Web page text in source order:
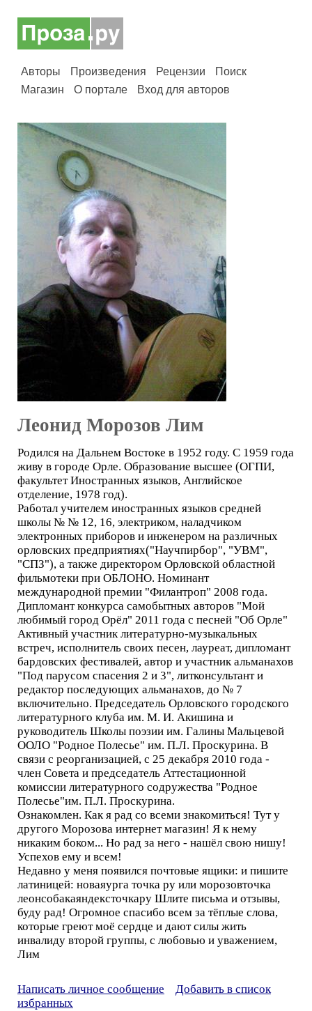
Авторы Произведения Рецензии
Поиск
Магазин
О портале Вход для авторов
Леонид Морозов Лим
Родился на Дальнем Востоке в 1952 году. С 1959 года
живу в городе Орле. Образование высшее (ОГПИ,
факультет Иностранных языков, Английское
отделение, 1978 год).
Работал учителем иностранных языков средней
школы № № 12, 16, электриком, наладчиком
электронных приборов и инженером на различных
орловских предприятиях("Научпирбор", "УВМ",
"СПЗ"), а также директором Орловской областной
фильмотеки при ОБЛОНО. Номинант
международной премии "Филантроп" 2008 года.
Дипломант конкурса самобытных авторов "Мой
любимый город Орёл" 2011 года с песней "Об Орле"
Активный участник литературно-музыкальных
встреч, исполнитель своих песен, лауреат, дипломант
бардовских фестивалей, автор и участник альманахов
"Под парусом спасения 2 и 3", литконсультант и
редактор последующих альманахов, до № 7
включительно. Председатель Орловского городского
литературного клуба им. М. И. Акишина и
руководитель Школы поэзии им. Галины Мальцевой
ООЛО "Родное Полесье" им. П.Л. Проскурина. В
связи с реорганизацией, с 25 декабря 2010 года -
член Совета и председатель Аттестационной
комиссии литературного содружества "Родное
Полесье"им. П.Л. Проскурина.
Ознакомлен. Как я рад со всеми знакомиться! Тут у
другого Морозова интернет магазин! Я к нему
никаким боком... Но рад за него - нашёл свою нишу!
Успехов ему и всем!
Недавно у меня появился почтовые ящики: и пишите
латиницей: новаяурга точка ру или морозовточка
леонсобакаяндексточкару Шлите письма и отзывы,
буду рад! Огромное спасибо всем за тёплые слова,
которые греют моё сердце и дают силы жить
инвалиду второй группы, с любовью и уважением,
Лим
Написать личное сообщение
Добавить в список
избранных